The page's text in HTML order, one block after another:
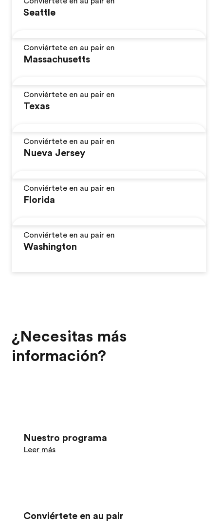
Seattle
Conviértete en au pair en
Massachusetts
Conviértete en au pair en
Texas
Conviértete en au pair en
Nueva Jersey
Conviértete en au pair en
Florida
Conviértete en au pair en
Washington
¿Necesitas más
información?
Nuestro programa
Leer más
Conviértete en au pair